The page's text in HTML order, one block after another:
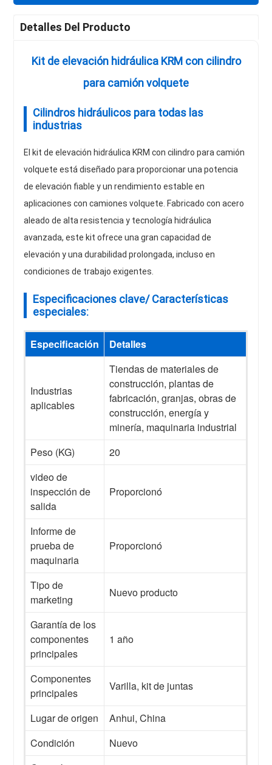
Detalles Del Producto
Kit de elevación hidráulica KRM con cilindro
para camión volquete
Cilindros hidráulicos para todas las
industrias
El kit de elevación hidráulica KRM con cilindro para camión
volquete está diseñado para proporcionar una potencia
de elevación fiable y un rendimiento estable en
aplicaciones con camiones volquete. Fabricado con acero
aleado de alta resistencia y tecnología hidráulica
avanzada, este kit ofrece una gran capacidad de
elevación y una durabilidad prolongada, incluso en
condiciones de trabajo exigentes.
Especificaciones clave/ Características
especiales:
Especificación Detalles
Industrias
aplicables
Tiendas de materiales de
construcción, plantas de
fabricación, granjas, obras de
construcción, energía y
minería, maquinaria industrial
Peso (KG)
20
video de
inspección de
salida
Proporcionó
Informe de
prueba de
maquinaria
Proporcionó
Tipo de
marketing
Nuevo producto
Garantía de los
componentes
principales
1 año
Componentes
principales
Varilla, kit de juntas
Lugar de origen
Anhui, China
Condición
Nuevo